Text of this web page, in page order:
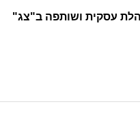
עסקית ושותפה ב"צג"